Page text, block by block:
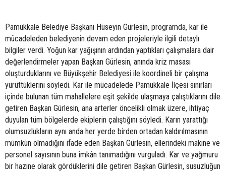
Pamukkale Belediye Başkanı Hüseyin Gürlesin, programda, kar ile
mücadeleden belediyenin devam eden projeleriyle ilgili detaylı
bilgiler verdi. Yoğun kar yağışının ardından yaptıkları çalışmalara dair
değerlendirmeler yapan Başkan Gürlesin, anında kriz masası
oluşturduklarını ve Büyükşehir Belediyesi ile koordineli bir çalışma
yürüttüklerini söyledi. Kar ile mücadelede Pamukkale İlçesi sınırları
içinde bulunan tüm mahallelere eşit şekilde ulaşmaya çalıştıklarını dile
getiren Başkan Gürlesin, ana arterler öncelikli olmak üzere, ihtiyaç
duyulan tüm bölgelerde ekiplerin çalıştığını söyledi. Karın yarattığı
olumsuzlukların aynı anda her yerde birden ortadan kaldırılmasının
mümkün olmadığını ifade eden Başkan Gürlesin, ellerindeki makine ve
personel sayısının buna imkân tanımadığını vurguladı. Kar ve yağmuru
bir hazine olarak gördüklerini dile getiren Başkan Gürlesin, susuzluğun